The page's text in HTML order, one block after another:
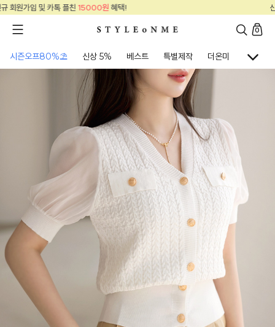
혜택!
0
시즌오프80%⛱ 신상 5% 베스트 특별제작 더온미 골프웨어